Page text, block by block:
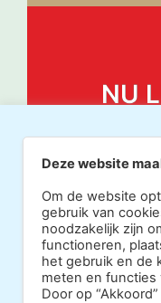
NU
Deze website
Om de website
gebruik van
noodzakelijk zijn
functioneren,
het gebruik en de
meten en functies
Door op